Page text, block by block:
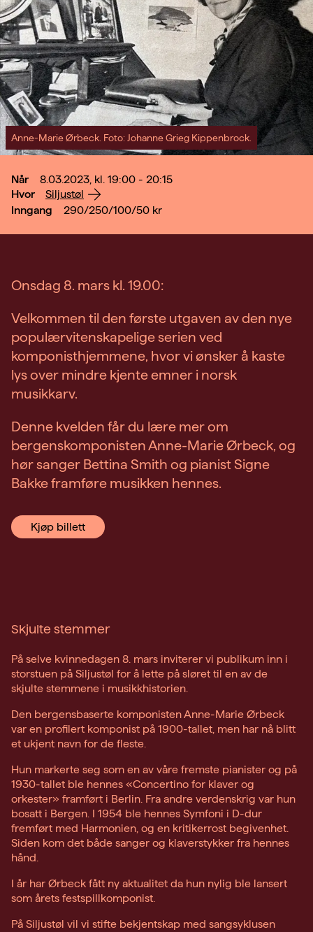
Anne-Marie Ørbeck. Foto: Johanne Grieg Kippenbrock.
Når
8.03.2023, kl. 19:00 - 20:15
Hvor
Siljustøl
Inngang
290/250/100/50 kr
Onsdag 8. mars kl. 19.00:
Velkommen til den første utgaven av den nye
populærvitenskapelige serien ved
komponisthjemmene, hvor vi ønsker å kaste
lys over mindre kjente emner i norsk
musikkarv.
Denne kvelden får du lære mer om
bergenskomponisten Anne-Marie Ørbeck, og
hør sanger Bettina Smith og pianist Signe
Bakke framføre musikken hennes.
Kjøp billett
Skjulte stemmer
På selve kvinnedagen 8. mars inviterer vi publikum inn i
storstuen på Siljustøl for å lette på sløret til en av de
skjulte stemmene i musikkhistorien.
Den bergensbaserte komponisten Anne-Marie Ørbeck
var en profilert komponist på 1900-tallet, men har nå blitt
et ukjent navn for de fleste.
Hun markerte seg som en av våre fremste pianister og på
1930-tallet ble hennes «Concertino for klaver og
orkester» framført i Berlin. Fra andre verdenskrig var hun
bosatt i Bergen. I 1954 ble hennes Symfoni i D-dur
fremført med Harmonien, og en kritikerrost begivenhet.
Siden kom det både sanger og klaverstykker fra hennes
hånd.
I år har Ørbeck fått ny aktualitet da hun nylig ble lansert
som årets festspillkomponist.
På Siljustøl vil vi stifte bekjentskap med sangsyklusen